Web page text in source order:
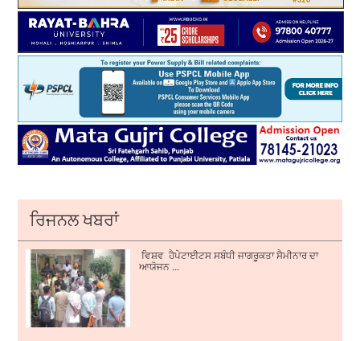
ਰਿਜਨਲ ਖਬਰਾਂ
ਵਿਸ਼ਵ ਹੈਪੇਟਾਈਟਸ ਸਬੰਧੀ ਜਾਗਰੂਕਤਾ ਸੈਮੀਨਾਰ ਦਾ
ਆਯੋਜਨ ...